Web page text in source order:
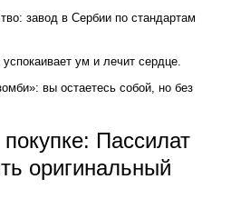
завод в Сербии по стандартам
ум и лечит сердце.
вы остаетесь собой, но без
Пассилат
оригинальный